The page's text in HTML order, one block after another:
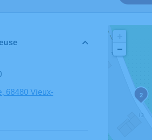
68480 Vieux-
2
−